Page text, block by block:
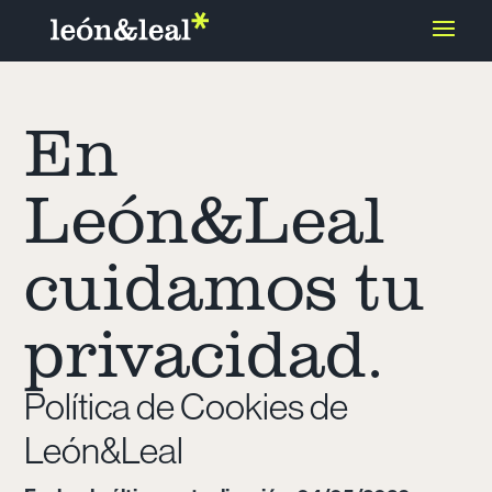
En
León&Leal
cuidamos tu
privacidad.
Política de Cookies de
León&Leal